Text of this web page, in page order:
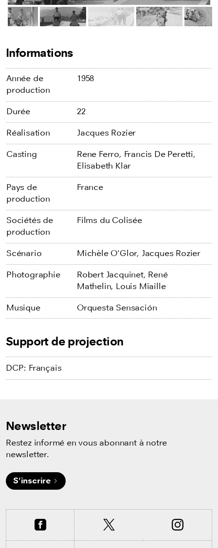
Image précédente
Informations
Année de
production
1958
Durée 22
Réalisation Jacques Rozier
Casting Rene Ferro, Francis De Peretti,
Elisabeth Klar
Pays de
production
France
Sociétés de
production
Films du Colisée
Scénario Michèle O'Glor, Jacques Rozier
Photographie Robert Jacquinet, René
Mathelin, Louis Miaille
Musique Orquesta Sensación
Support de projection
DCP: Français
Newsletter
Restez informé en vous abonnant à notre
newsletter.
S'inscrire